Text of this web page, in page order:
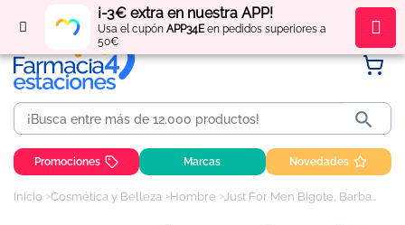
¡-3€ extra en nuestra APP!
Usa el cupón APP34Een pedidos superiores a
50€
Regístratey obténpuntos por tus compras

Promociones Marcas Novedades
Inicio Cosmética y Belleza Hombre Just For Men Bigote, Barba, Patillas Castaño Oscuro